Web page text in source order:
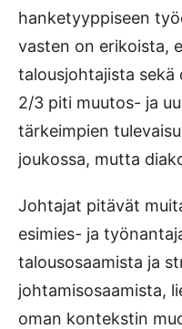
hanketyyppiseen
vasten on erikoista,
talousjohtajista sekä
2/3 piti muutos- ja
tärkeimpien
joukossa, mutta
Johtajat pitävät
esimies- ja
talousosaamista ja
johtamisosaamista,
oman kontekstin